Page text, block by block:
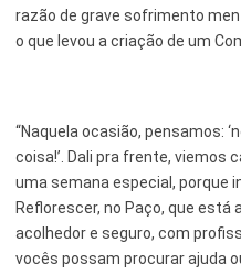
razão de grave sofrimento
o que levou a criação de um
“Naquela ocasião, pensamos:
coisa!’. Dali pra frente, viemos
uma semana especial, porque
Reflorescer, no Paço, que está
acolhedor e seguro, com
vocês possam procurar ajuda